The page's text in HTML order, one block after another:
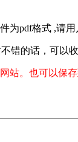
为pdf格式 ,请
错的话，可以
站。也可以保存